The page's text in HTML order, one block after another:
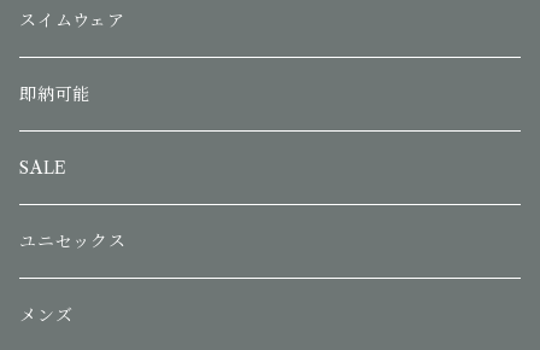
スイムウェア
即納可能
SALE
ユニセックス
メンズ